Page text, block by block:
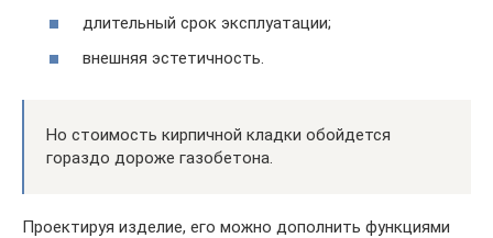
длительный срок эксплуатации;
внешняя эстетичность.
Но стоимость кирпичной кладки обойдется
гораздо дороже газобетона.
Проектируя изделие, его можно дополнить функциями